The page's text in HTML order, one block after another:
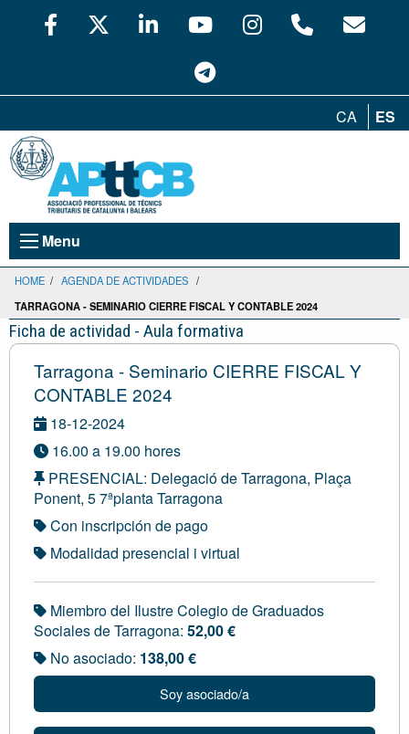
CA ES
Menu
HOME / AGENDA DE ACTIVIDADES /
TARRAGONA - SEMINARIO CIERRE FISCAL Y CONTABLE 2024
Ficha de actividad - Aula formativa
Tarragona - Seminario CIERRE FISCAL Y
CONTABLE 2024
18-12-2024
16.00 a 19.00 hores
PRESENCIAL: Delegació de Tarragona, Plaça
Ponent, 5 7ªplanta Tarragona
Con inscripción de pago
Modalidad presencial i virtual
Miembro del Ilustre Colegio de Graduados
Sociales de Tarragona: 52,00 €
No asociado: 138,00 €
Soy asociado/a